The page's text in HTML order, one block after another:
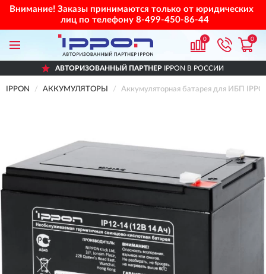
Внимание! Заказы принимаются только от юридических
лиц по телефону 8-499-450-86-44
0 0
АВТОРИЗОВАННЫЙ ПАРТНЕРIPPON В РОССИИ
IPPON АККУМУЛЯТОРЫ Аккумуляторная батарея для ИБП